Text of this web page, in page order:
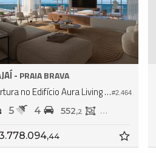
#2.464
- PRAIA BRAVA
Cobertura no Edifício Aura Living Home
5 4 552,2 361,
44